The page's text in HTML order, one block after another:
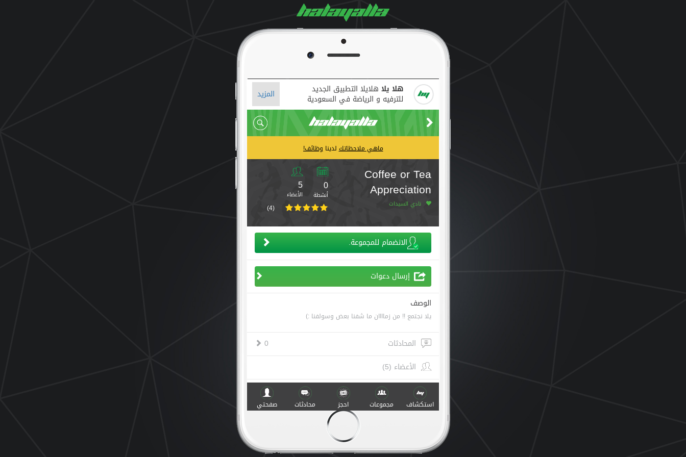
هلا يلا هلايلا التطبيق الجديد
للترفيه و الرياضة في السعودية المزيد
ماهي ملاحظاتكلديناوظائف!
Coffee or Tea
Appreciation
نادي السيدات
0
أنشطة
5
الأعضاء
(4)
الانضمام للمجموعة.
إرسال دعوات
الوصف
يلا نجتمع !! من زماااان ما شفنا بعض وسولفنا :)
المحادثات
0
الأعضاء (5)
أنشطة
استكشاف مجموعات احجز محادثات صفحتي